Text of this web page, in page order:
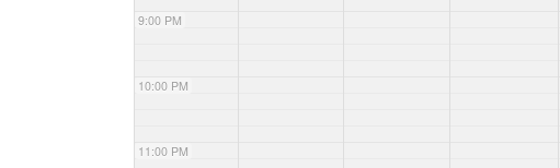
9:00 PM
10:00 PM
11:00 PM